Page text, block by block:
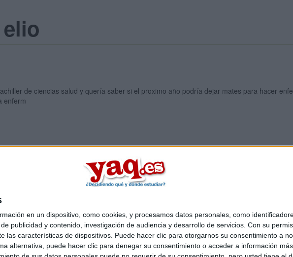
en un dispositivo, como cookies, y procesamos datos personales, como
publicidad y contenido, investigación de audiencia y desarrollo de servicios. Con su
las características de dispositivos. Puede hacer clic para otorgarnos su consentimiento a
alternativa, puede hacer clic para denegar su consentimiento o acceder a información
de ciencias salud y quería saber si el proximo año podría dejar mates para hacer
enferm
Aviso legal
Mediterráneo S.L. - Diego de León 47 - 28006 Madrid [ESPAÑA] - Tel. +34 91 593